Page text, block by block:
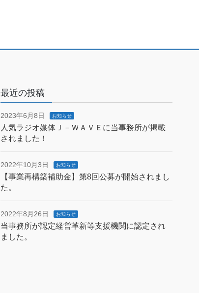
最近の投稿
2023年6月8日 お知らせ
人気ラジオ媒体Ｊ－ＷＡＶＥに当事務所が掲載
されました！
2022年10月3日 お知らせ
【事業再構築補助金】第8回公募が開始されまし
た。
2022年8月26日 お知らせ
当事務所が認定経営革新等支援機関に認定され
ました。